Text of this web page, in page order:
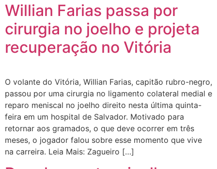
Willian Farias passa por
cirurgia no joelho e projeta
recuperação no Vitória
O volante do Vitória, Willian Farias, capitão rubro-negro,
passou por uma cirurgia no ligamento colateral medial e
reparo meniscal no joelho direito nesta última quinta-
feira em um hospital de Salvador. Motivado para
retornar aos gramados, o que deve ocorrer em três
meses, o jogador falou sobre esse momento que vive
na carreira. Leia Mais: Zagueiro […]